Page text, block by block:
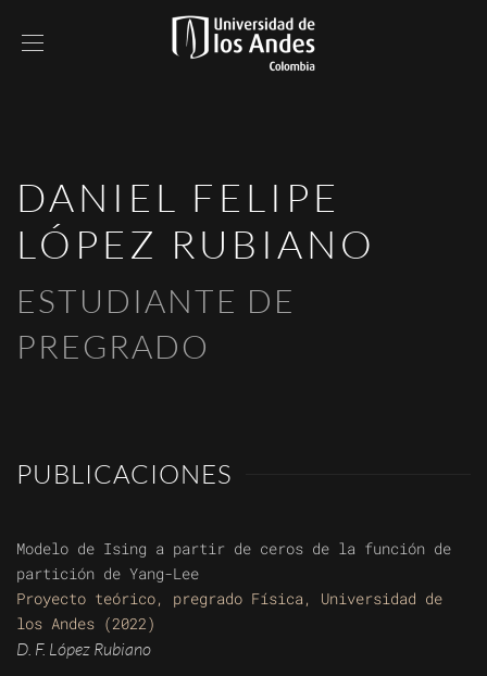
DANIEL FELIPE
LÓPEZ RUBIANO
ESTUDIANTE DE
PREGRADO
PUBLICACIONES
Modelo de Ising a partir de ceros de la función de
partición de Yang-Lee
Proyecto teórico, pregrado Física, Universidad de
los Andes (2022)
D. F. López Rubiano